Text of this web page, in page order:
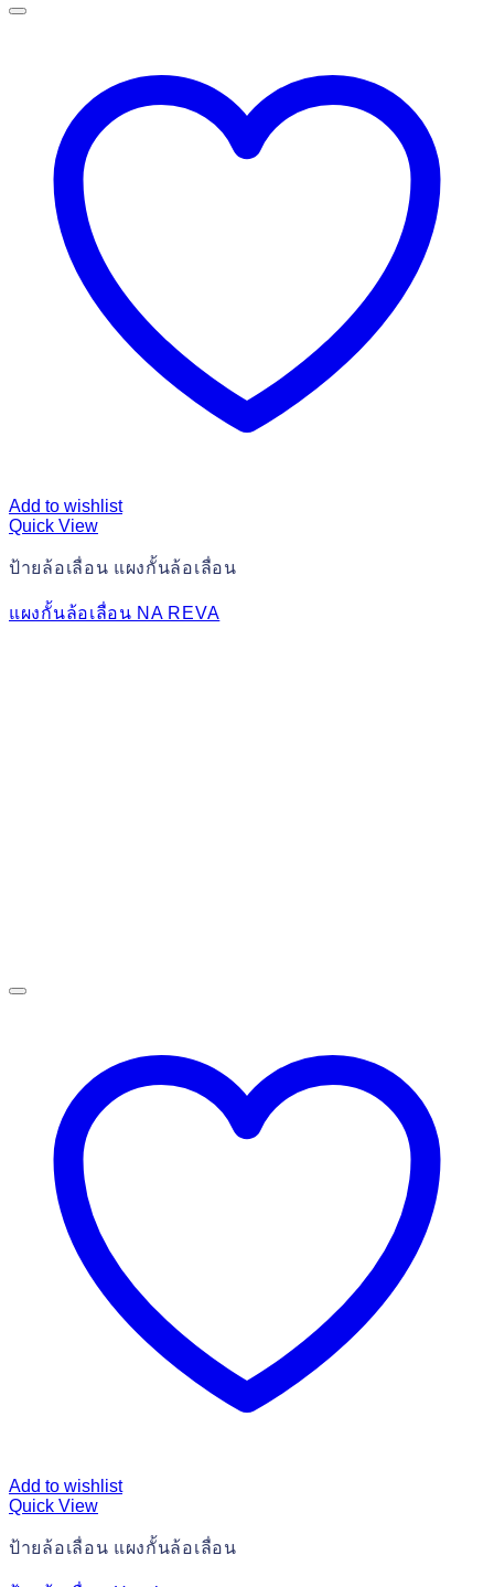
Add to wishlist
Quick View
ป้ายล้อเลื่อน แผงกั้นล้อเลื่อน
แผงกั้นล้อเลื่อน NA REVA
Add to wishlist
Quick View
ป้ายล้อเลื่อน แผงกั้นล้อเลื่อน